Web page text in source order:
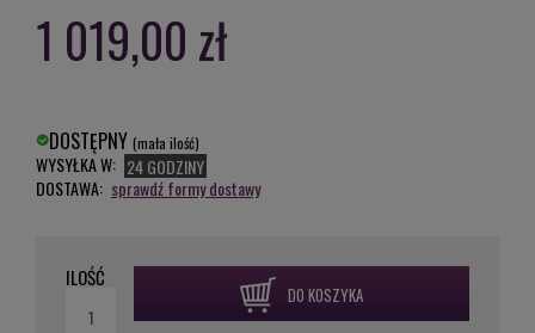
1 019,00 zł
DOSTĘPNY (mała ilość)
WYSYŁKA W: 24 GODZINY
DOSTAWA: sprawdź formy dostawy
ILOŚĆ
DO KOSZYKA